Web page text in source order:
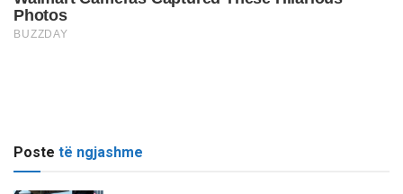
Poste të ngjashme